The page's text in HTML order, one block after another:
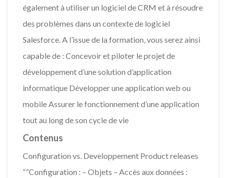
également à utiliser un logiciel de CRM et à résoudre
des problèmes dans un contexte de logiciel
Salesforce. A l’issue de la formation, vous serez ainsi
capable de : Concevoir et piloter le projet de
développement d’une solution d’application
informatique Développer une application web ou
mobile Assurer le fonctionnement d’une application
tout au long de son cycle de vie
Contenus
​Configuration vs. Developpement ​Product releases
“”Configuration : – Objets – Accès aux données :